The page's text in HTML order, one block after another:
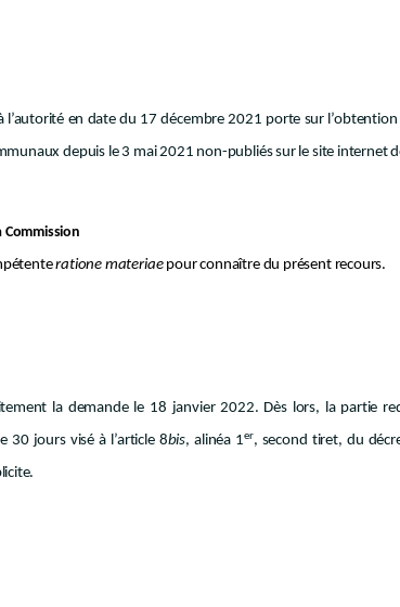
l’autorité en date du 17 décembre 2021 porte sur
depuis le 3 mai 2021 non-publiés sur le site internet
Commission
ratione materiaepour connaître du présent recours.
la demande le 18 janvier 2022. Dès lors, la partie
30 jours visé à l’article 8bis, alinéa 1er, second tiret, du